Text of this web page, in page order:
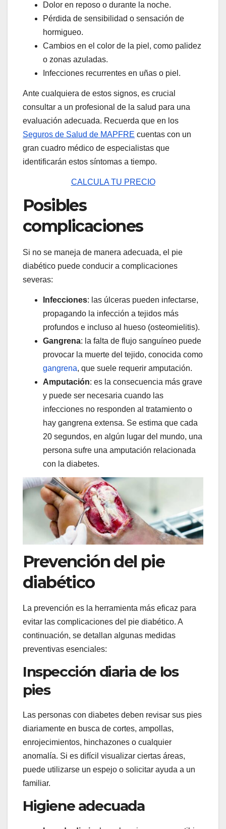
Dolor en reposo o durante la noche.
Pérdida de sensibilidad o sensación de
hormigueo.
Cambios en el color de la piel, como palidez
o zonas azuladas.
Infecciones recurrentes en uñas o piel.
Ante cualquiera de estos signos, es crucial
consultar a un profesional de la salud para una
evaluación adecuada. Recuerda que en los
Seguros de Salud de MAPFRE cuentas con un
gran cuadro médico de especialistas que
identificarán estos síntomas a tiempo.
CALCULA TU PRECIO
Posibles
complicaciones
Si no se maneja de manera adecuada, el pie
diabético puede conducir a complicaciones
severas:
Infecciones: las úlceras pueden infectarse,
propagando la infección a tejidos más
profundos e incluso al hueso (osteomielitis).
Gangrena: la falta de flujo sanguíneo puede
provocar la muerte del tejido, conocida como
gangrena, que suele requerir amputación.
Amputación: es la consecuencia más grave
y puede ser necesaria cuando las
infecciones no responden al tratamiento o
hay gangrena extensa. Se estima que cada
20 segundos, en algún lugar del mundo, una
persona sufre una amputación relacionada
con la diabetes.
Prevención del pie
diabético
La prevención es la herramienta más eficaz para
evitar las complicaciones del pie diabético. A
continuación, se detallan algunas medidas
preventivas esenciales:
Inspección diaria de los
pies
Las personas con diabetes deben revisar sus pies
diariamente en busca de cortes, ampollas,
enrojecimientos, hinchazones o cualquier
anomalía. Si es difícil visualizar ciertas áreas,
puede utilizarse un espejo o solicitar ayuda a un
familiar.
Higiene adecuada